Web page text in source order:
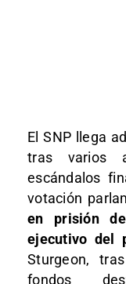
El SNP llega
tras varios
escándalos
votación
en prisión
ejecutivo del
Sturgeon,
fondos